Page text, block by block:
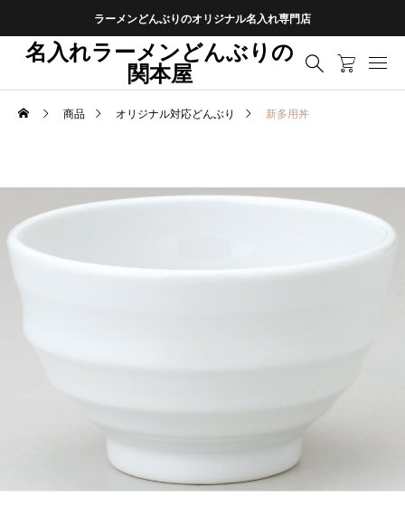
ラーメンどんぶりのオリジナル名入れ専門店
名入れラーメンどんぶりの
関本屋
商品 オリジナル対応どんぶり 新多用丼